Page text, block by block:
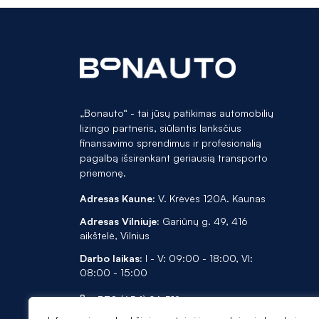
Land Rover
Mazda
Mercedes-Benz
Nissan
Opel
330 GT
418
420
420 GRAN COUPE
5008
508
518
520
„Bonauto“ - tai jūsų patikimas automobilių
lizingo partneris, siūlantis lanksčius
finansavimo sprendimus ir profesionalią
pagalbą išsirenkant geriausią transporto
priemonę.
Adresas Kaune: V. Krėvės 120A. Kaunas
Adresas Vilniuje: Gariūnų g. 49, 416
aikštelė, Vilnius
Darbo laikas: I - V: 09:00 - 18:00, VI:
08:00 - 15:00
+370 (654) 96 512